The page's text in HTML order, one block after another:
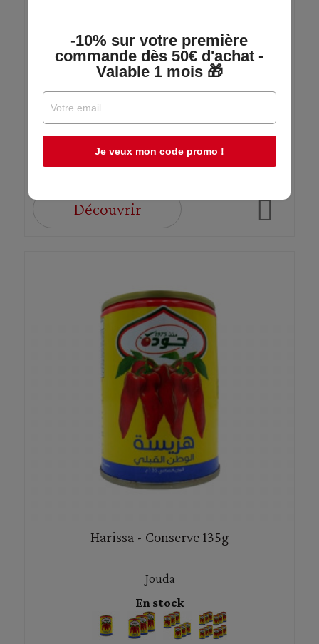
Harissa - Conserve 380g
Jouda
2,89 €
Découvrir
Harissa - Conserve 135g
Jouda
En stock
-10% sur votre première
commande dès 50€ d'achat -
Valable 1 mois 🎁
Je veux mon code promo !